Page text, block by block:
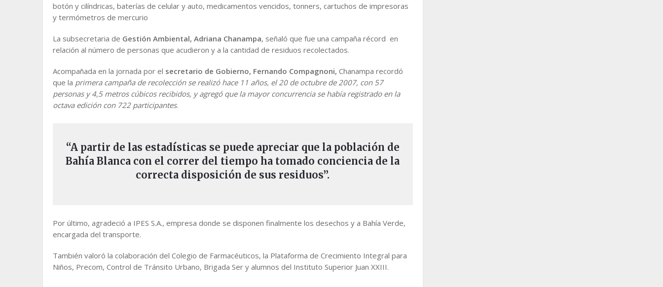
botón y cilíndricas, baterías de celular y auto, medicamentos vencidos, tonners, cartuchos de impresoras
y termómetros de mercurio
La subsecretaria de Gestión Ambiental, Adriana Chanampa, señaló que fue una campaña récord en
relación al número de personas que acudieron y a la cantidad de residuos recolectados.
Acompañada en la jornada por el secretario de Gobierno, Fernando Compagnoni, Chanampa recordó
que la primera campaña de recolección se realizó hace 11 años, el 20 de octubre de 2007, con 57
personas y 4,5 metros cúbicos recibidos, y agregó que la mayor concurrencia se había registrado en la
octava edición con 722 participantes.
“A partir de las estadísticas se puede apreciar que la población de
Bahía Blanca con el correr del tiempo ha tomado conciencia de la
correcta disposición de sus residuos”.
Por último, agradeció a IPES S.A., empresa donde se disponen finalmente los desechos y a Bahía Verde,
encargada del transporte.
También valoró la colaboración del Colegio de Farmacéuticos, la Plataforma de Crecimiento Integral para
Niños, Precom, Control de Tránsito Urbano, Brigada Ser y alumnos del Instituto Superior Juan XXIII.